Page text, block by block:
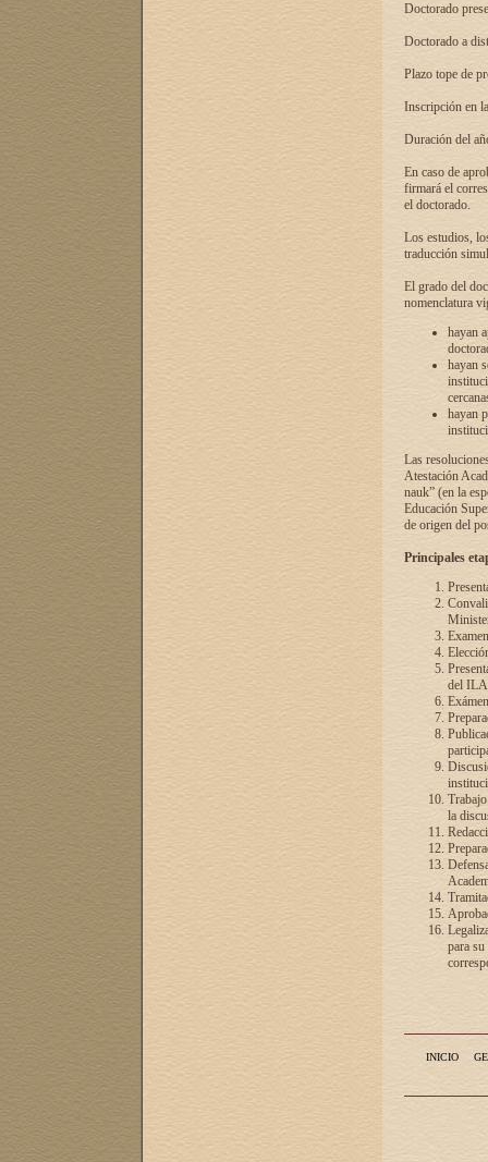
Doctorado
Doctorado a
Plazo tope de
Inscripción en
Duración del
En caso de
firmará el
el doctorado.
Los estudios,
traducción
El grado del
nomenclatura
hayan
hayan
hayan
Las
Atestación
nauk” (en la
Educación
de origen del
Principales
del
la
para
INICIO